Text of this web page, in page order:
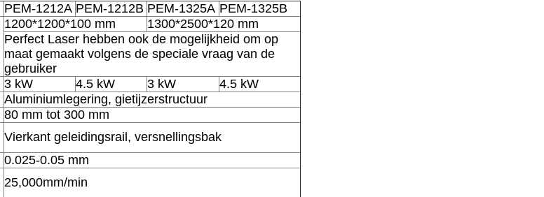
PEM-1212A PEM-1212B PEM-1325A PEM-1325B
1200*1200*100 mm
1300*2500*120 mm
Perfect Laser hebben ook de mogelijkheid om op
maat gemaakt volgens de speciale vraag van de
gebruiker
3 kW 4.5 kW 3 kW
4.5 kW
Aluminiumlegering, gietijzerstructuur
80 mm tot 300 mm
Vierkant geleidingsrail, versnellingsbak
0.025-0.05 mm
25,000mm/min